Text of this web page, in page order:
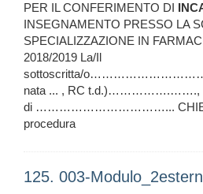
PER IL CONFERIMENTO DI
INSEGNAMENTO PRESSO LA
SPECIALIZZAZIONE IN
2018/2019 La/Il
sottoscritta/
nata ... , RC t.d.)…………….…….,
di ……………………………... CHIEDE
procedura
125. 003-